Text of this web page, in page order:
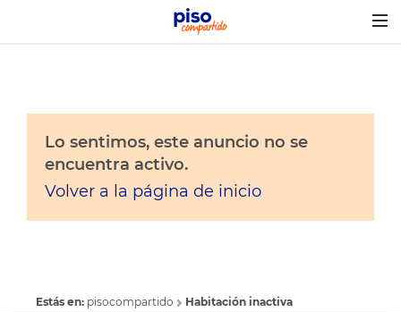
Lo sentimos, este anuncio no se
encuentra activo.
Volver a la página de inicio
Estás en: pisocompartido Habitación inactiva